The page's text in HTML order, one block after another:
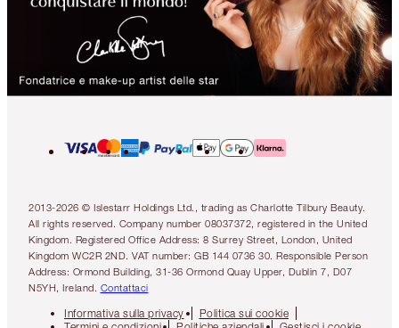
2013-2026 © Islestarr Holdings Ltd., trading as Charlotte Tilbury Beauty.
All rights reserved. Company number 08037372, registered in the United
Kingdom. Registered Office Address: 8 Surrey Street, London, United
Kingdom WC2R 2ND. VAT number: GB 144 0736 30. Responsible Person
Address: Ormond Building, 31-36 Ormond Quay Upper, Dublin 7, D07
N5YH, Ireland. Contattaci
Informativa sulla privacy
Politica sui cookie